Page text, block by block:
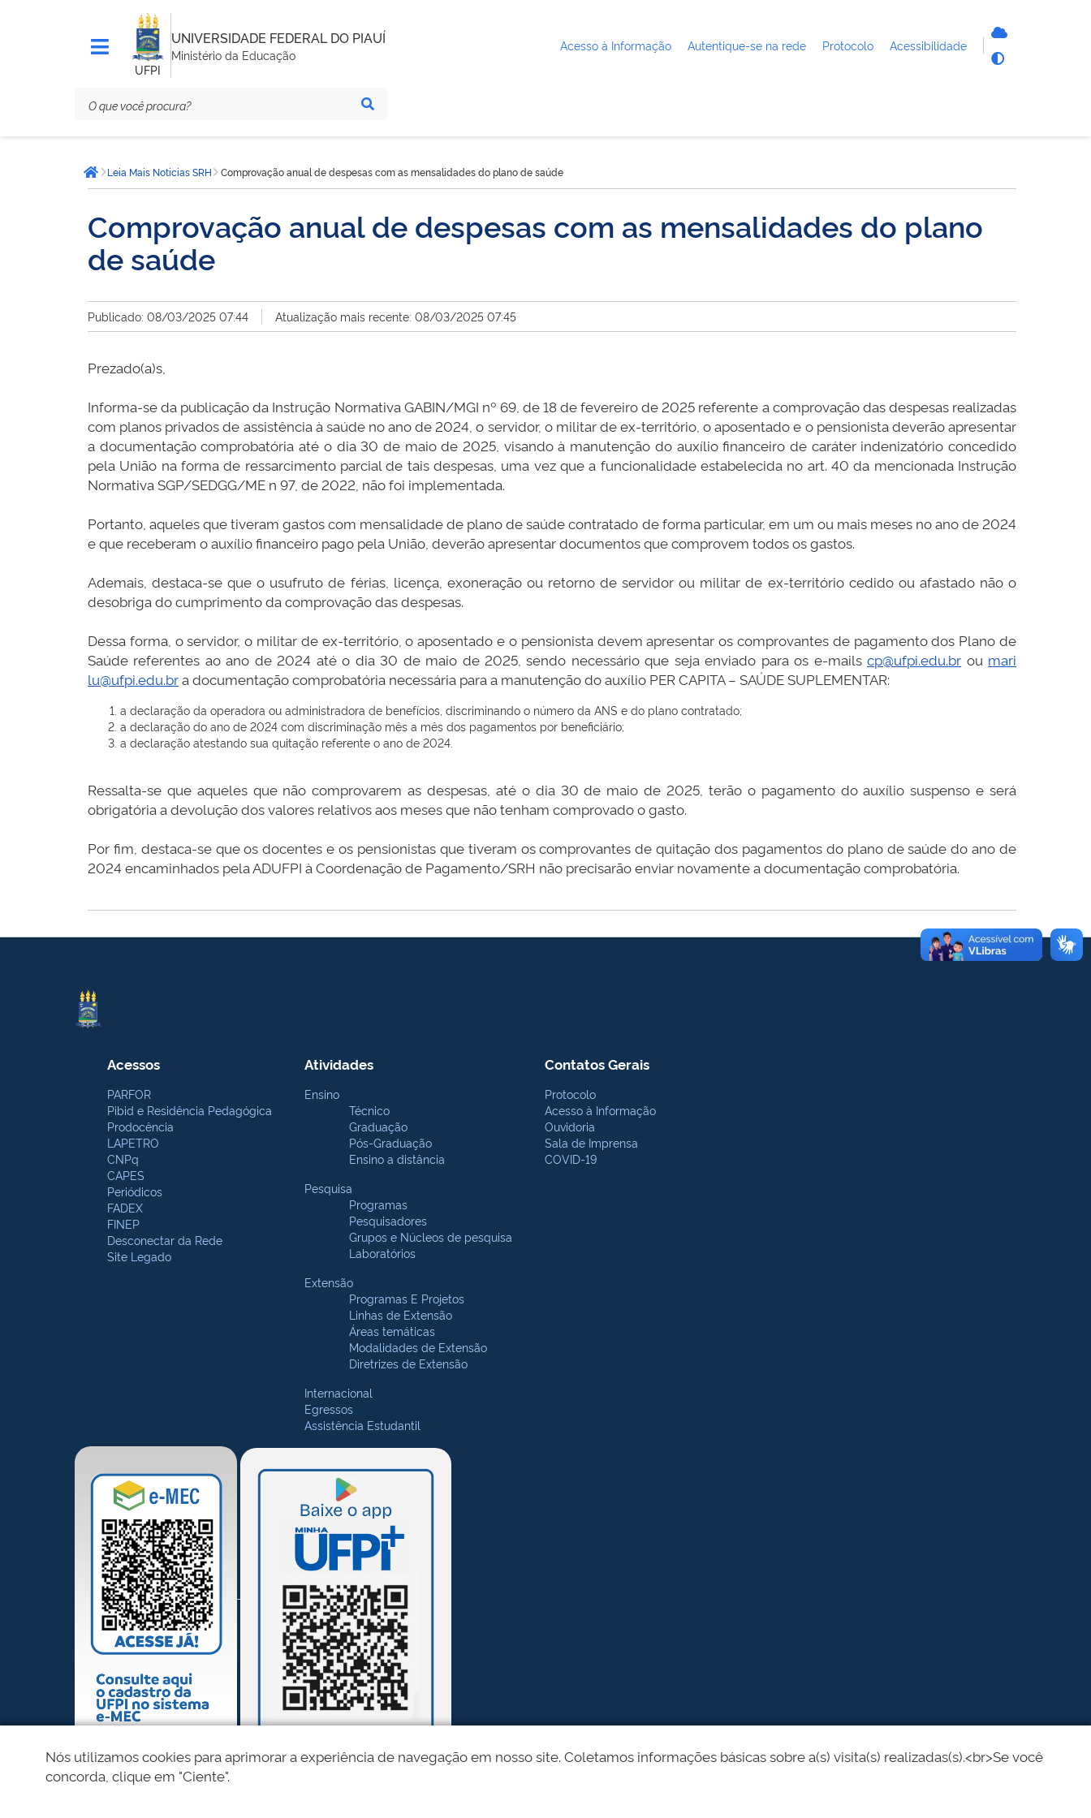
UFPI
UNIVERSIDADE FEDERAL DO PIAUÍ
Ministério da Educação
Acesso à Informação Autentique-se na rede Protocolo Acessibilidade
está
aqui:Página inicial
Leia Mais Noticias SRH Comprovação anual de despesas com as mensalidades do plano de saúde
Comprovação anual de despesas com as mensalidades do plano
de saúde
Publicado: 08/03/2025 07:44 Atualização mais recente: 08/03/2025 07:45
Prezado(a)s,
Informa-se da publicação da Instrução Normativa GABIN/MGI nº 69, de 18 de fevereiro de 2025 referente a comprovação das despesas realizadas
com planos privados de assistência à saúde no ano de 2024, o servidor, o militar de ex-território, o aposentado e o pensionista deverão apresentar
a documentação comprobatória até o dia 30 de maio de 2025, visando à manutenção do auxílio financeiro de caráter indenizatório concedido
pela União na forma de ressarcimento parcial de tais despesas, uma vez que a funcionalidade estabelecida no art. 40 da mencionada Instrução
Normativa SGP/SEDGG/ME n 97, de 2022, não foi implementada.
Portanto, aqueles que tiveram gastos com mensalidade de plano de saúde contratado de forma particular, em um ou mais meses no ano de 2024
e que receberam o auxílio financeiro pago pela União, deverão apresentar documentos que comprovem todos os gastos.
Ademais, destaca-se que o usufruto de férias, licença, exoneração ou retorno de servidor ou militar de ex-território cedido ou afastado não o
desobriga do cumprimento da comprovação das despesas.
Dessa forma, o servidor, o militar de ex-território, o aposentado e o pensionista devem apresentar os comprovantes de pagamento dos Plano de
Saúde referentes ao ano de 2024 até o dia 30 de maio de 2025, sendo necessário que seja enviado para os e-mailscp@ufpi.edu.br ou mari
lu@ufpi.edu.bra documentação comprobatória necessária para a manutenção do auxílio PER CAPITA – SAÚDE SUPLEMENTAR:
a declaração da operadora ou administradora de benefícios, discriminando o número da ANS e do plano contratado;
a declaração do ano de 2024 com discriminação mês a mês dos pagamentos por beneficiário;
a declaração atestando sua quitação referente o ano de 2024.
Ressalta-se que aqueles que não comprovarem as despesas, até o dia 30 de maio de 2025, terão o pagamento do auxílio suspenso e será
obrigatória a devolução dos valores relativos aos meses que não tenham comprovado o gasto.
Por fim, destaca-se que os docentes e os pensionistas que tiveram os comprovantes de quitação dos pagamentos do plano de saúde do ano de
2024 encaminhados pela ADUFPI à Coordenação de Pagamento/SRH não precisarão enviar novamente a documentação comprobatória.
Acessos
PARFOR
Pibid e Residência Pedagógica
Prodocência
LAPETRO
CNPq
CAPES
Periódicos
FADEX
FINEP
Desconectar da Rede
Site Legado
Atividades
Ensino
Técnico
Graduação
Pós-Graduação
Ensino a distância
Pesquisa
Programas
Pesquisadores
Grupos e Núcleos de pesquisa
Laboratórios
Extensão
Programas E Projetos
Linhas de Extensão
Áreas temáticas
Modalidades de Extensão
Diretrizes de Extensão
Internacional
Egressos
Assistência Estudantil
Contatos Gerais
Protocolo
Acesso à Informação
Ouvidoria
Sala de Imprensa
COVID-19
Nós utilizamos cookies para aprimorar a experiência de navegação em nosso site. Coletamos informações básicas sobre a(s) visita(s) realizadas(s).<br>Se você
concorda, clique em "Ciente".